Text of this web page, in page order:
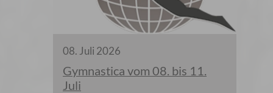
Temperaturunterschiedes
zwischen Tag und Nacht nur
Totholzproblematik mit
großen Mengen an
abgestorbenem Holz besteht
08. Juli 2026
Gymnastica vom 08. bis 11.
Juli